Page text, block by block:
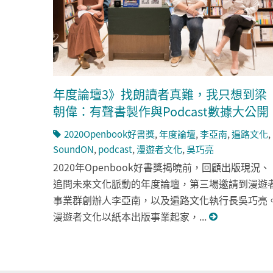
年度論壇3》找朗讀者真難，我只想到梁
朝偉：有聲書製作與Podcast數據大公開
2020Openbook好書獎,年度論壇,李亞南,遍路文化,
SoundON, podcast,漫遊者文化,吳巧亮
2020年Openbook好書獎揭曉前，回顧出版現況、
追問未來文化脈動的年度論壇，第三場邀請到漫遊
事業群創辦人李亞南，以及遍路文化執行長吳巧亮
漫遊者文化以紙本出版事業起家，...